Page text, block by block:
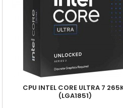
CPU INTEL CORE ULTRA 7
(LGA1851)